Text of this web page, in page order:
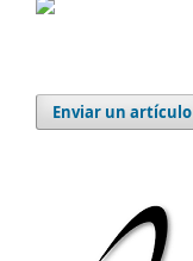
Enviar un artículo